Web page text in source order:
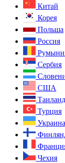
Китай
Корея
Польша
Россия
Сербия
США
Таиланд
Турция
Украина
Чехия